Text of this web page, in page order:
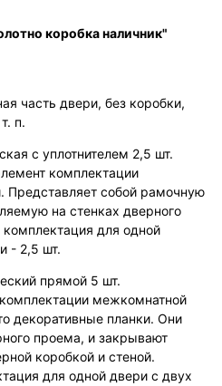
коробка наличник"
часть двери, без коробки,
п.
с уплотнителем 2,5 шт.
комплектации
Представляет собой рамочную
на стенках дверного
для одной
- 2,5 шт.
прямой 5 шт.
межкомнатной
декоративные планки. Они
проема, и закрывают
коробкой и стеной.
для одной двери с двух